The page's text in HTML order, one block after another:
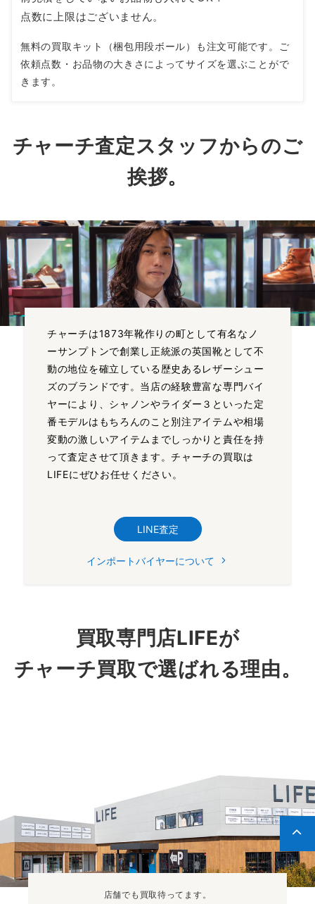
点数に上限はございません。
無料の買取キット（梱包用段ボール）も注文可能です。ご
依頼点数・お品物の大きさによってサイズを選ぶことがで
きます。
チャーチ査定スタッフからのご
挨拶。
チャーチは1873年靴作りの町として有名なノ
ーサンプトンで創業し正統派の英国靴として不
動の地位を確立している歴史あるレザーシュー
ズのブランドです。当店の経験豊富な専門バイ
ヤーにより、シャノンやライダー３といった定
番モデルはもちろんのこと別注アイテムや相場
変動の激しいアイテムまでしっかりと責任を持
って査定させて頂きます。チャーチの買取は
LIFEにぜひお任せください。
LINE査定
インポートバイヤーについて
買取専門店LIFEが
チャーチ買取で選ばれる理由。
店舗でも買取待ってます。